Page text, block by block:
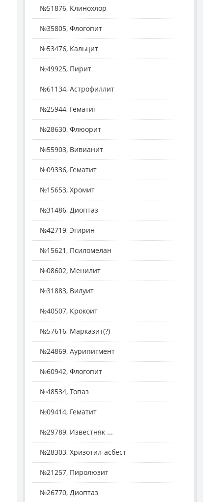
№51876, Клинохлор
№35805, Флогопит
№53476, Кальцит
№49925, Пирит
№61134, Астрофиллит
№25944, Гематит
№28630, Флюорит
№55903, Вивианит
№09336, Гематит
№15653, Хромит
№31486, Диоптаз
№42719, Эгирин
№15621, Псиломелан
№08602, Менилит
№31883, Вилуит
№40507, Крокоит
№57616, Марказит(?)
№24869, Аурипигмент
№60942, Флогопит
№48534, Топаз
№09414, Гематит
№29789, Известняк ...
№28303, Хризотил-асбест
№21257, Пиролюзит
№26770, Диоптаз